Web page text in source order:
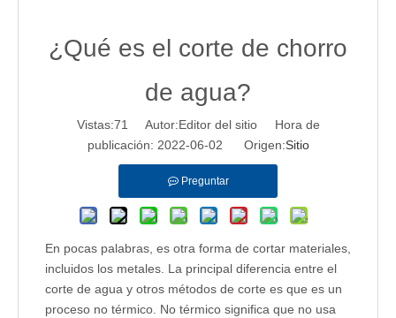
¿Qué es el corte de chorro
de agua?
Vistas:71
Autor:Editor del sitio Hora de
publicación: 2022-06-02 Origen:Sitio
Preguntar
En pocas palabras, es otra forma de cortar materiales,
incluidos los metales. La principal diferencia entre el
corte de agua y otros métodos de corte es que es un
proceso no térmico. No térmico significa que no usa